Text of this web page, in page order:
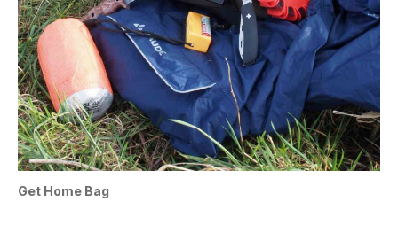
Get Home Bag